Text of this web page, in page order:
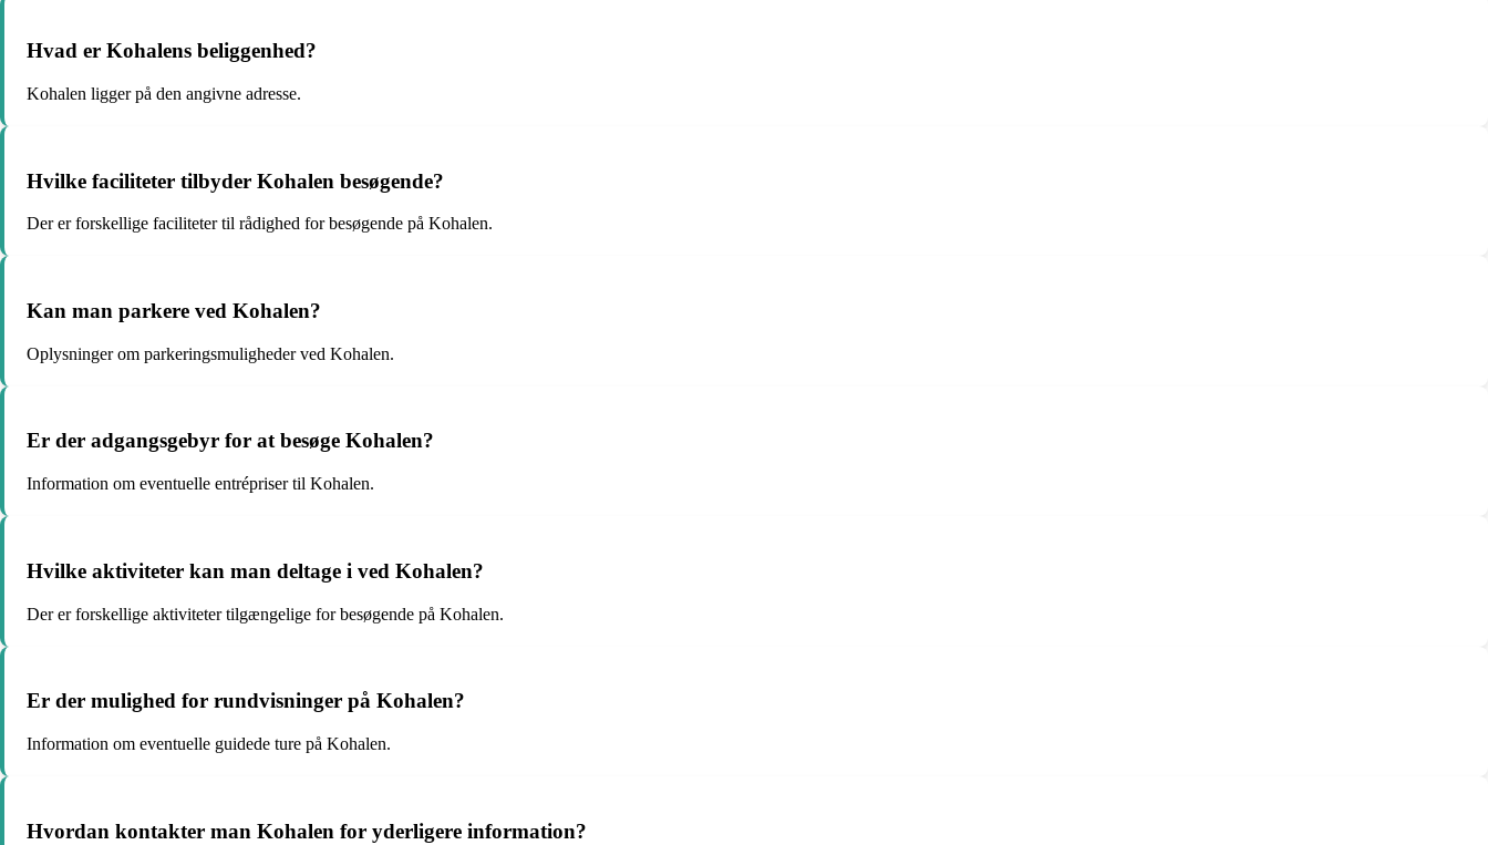
Hvad er Kohalens beliggenhed?
Kohalen ligger på den angivne adresse.
Hvilke faciliteter tilbyder Kohalen besøgende?
Der er forskellige faciliteter til rådighed for besøgende på Kohalen.
Kan man parkere ved Kohalen?
Oplysninger om parkeringsmuligheder ved Kohalen.
Er der adgangsgebyr for at besøge Kohalen?
Information om eventuelle entrépriser til Kohalen.
Hvilke aktiviteter kan man deltage i ved Kohalen?
Der er forskellige aktiviteter tilgængelige for besøgende på Kohalen.
Er der mulighed for rundvisninger på Kohalen?
Information om eventuelle guidede ture på Kohalen.
Hvordan kontakter man Kohalen for yderligere information?